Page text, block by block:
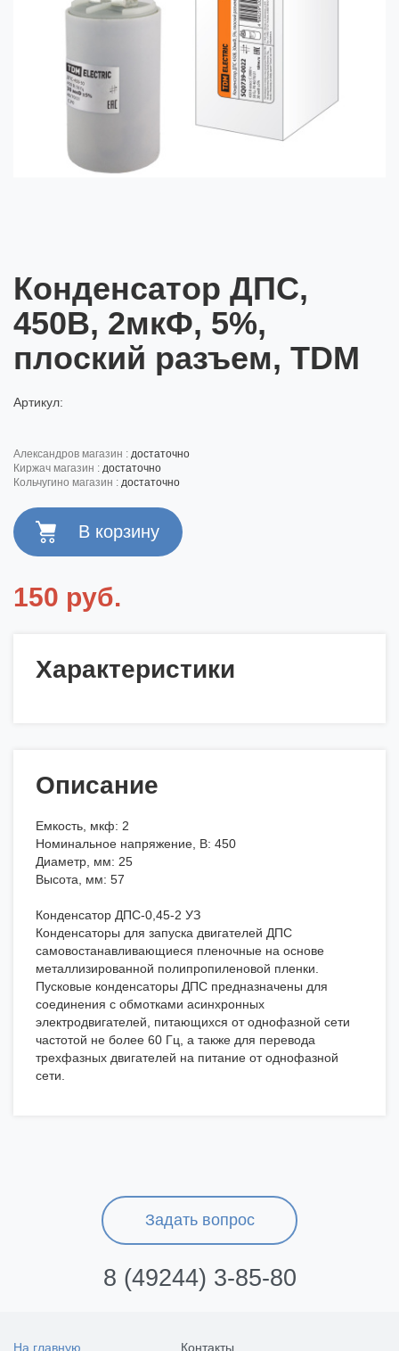
Конденсатор ДПС,
450В, 2мкФ, 5%,
плоский разъем, TDM
Артикул:
александров магазин : достаточно
киржач магазин : достаточно
кольчугино магазин : достаточно
150 руб.
Характеристики
Описание
Емкость, мкф: 2
Номинальное напряжение, В: 450
Диаметр, мм: 25
Высота, мм: 57
Конденсатор ДПС-0,45-2 УЗ
Конденсаторы для запуска двигателей ДПС
самовостанавливающиеся пленочные на основе
металлизированной полипропиленовой пленки.
Пусковые конденсаторы ДПС предназначены для
соединения с обмотками асинхронных
электродвигателей, питающихся от однофазной сети
частотой не более 60 Гц, а также для перевода
трехфазных двигателей на питание от однофазной
сети.
Задать вопрос
8 (49244) 3-85-80
На главную Контакты